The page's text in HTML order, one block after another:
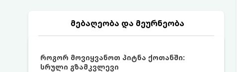
მებაღეობა და მეურნეობა
როგორ მოვიყვანოთ პიტნა ქოთანში:
სრული გზამკვლევი